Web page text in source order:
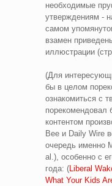
необходимые
утверждениям -
самом
взамен
иллюстрации
(Для
бы в целом
ознакомиться с
порекомендовал
контентом
Bee и Daily Wire
очередь именно
al.), особенно с
года: (Liberal
What Your Kids